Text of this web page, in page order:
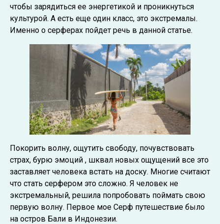
чтобы зарядиться ее энергетикой и проникнуться
культурой. А есть еще один класс, это экстремалы.
Именно о серферах пойдет речь в данной статье.
Покорить волну, ощутить свободу, почувствовать
страх, бурю эмоций , шквал новых ощущений все это
заставляет человека встать на доску. Многие считают
что стать серфером это сложно. Я человек не
экстремальный, решила попробовать поймать свою
первую волну. Первое мое Серф путешествие было
на остров Бали в Индонезии.